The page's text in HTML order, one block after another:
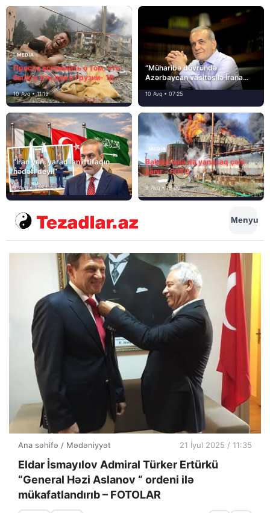
MEDİA
Просто вспомнить о том, что
было в эти дни в Грузии- 18
лет назад, 8 августа 2008
года…
10 Avq • 11:19
“Müharibə dövründə
Azərbaycan vasitəsilə İrana
yardım və dəstək göstərilib”
10 Avq • 07:25
“İran yeni yaradılan ittifaqın
hədəfi deyil”
9 Avq • 21:54
MEDİA
Bakıda hələ də yanacaq çəni
yanır – FOTO
9 Avq • 18:00
Menyu
Ana səhifə / Mədəniyyət 21 İyul 2025 / 11:35
Eldar İsmayılov Admiral Türker Ertürkü
“General Həzi Aslanov “ ordeni ilə
mükafatlandırıb – FOTOLAR